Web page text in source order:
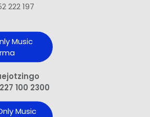
222 197
Music
100 2300
Music